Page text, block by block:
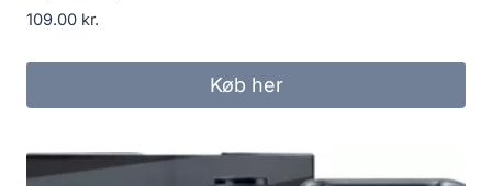
109.00 kr.
Køb her